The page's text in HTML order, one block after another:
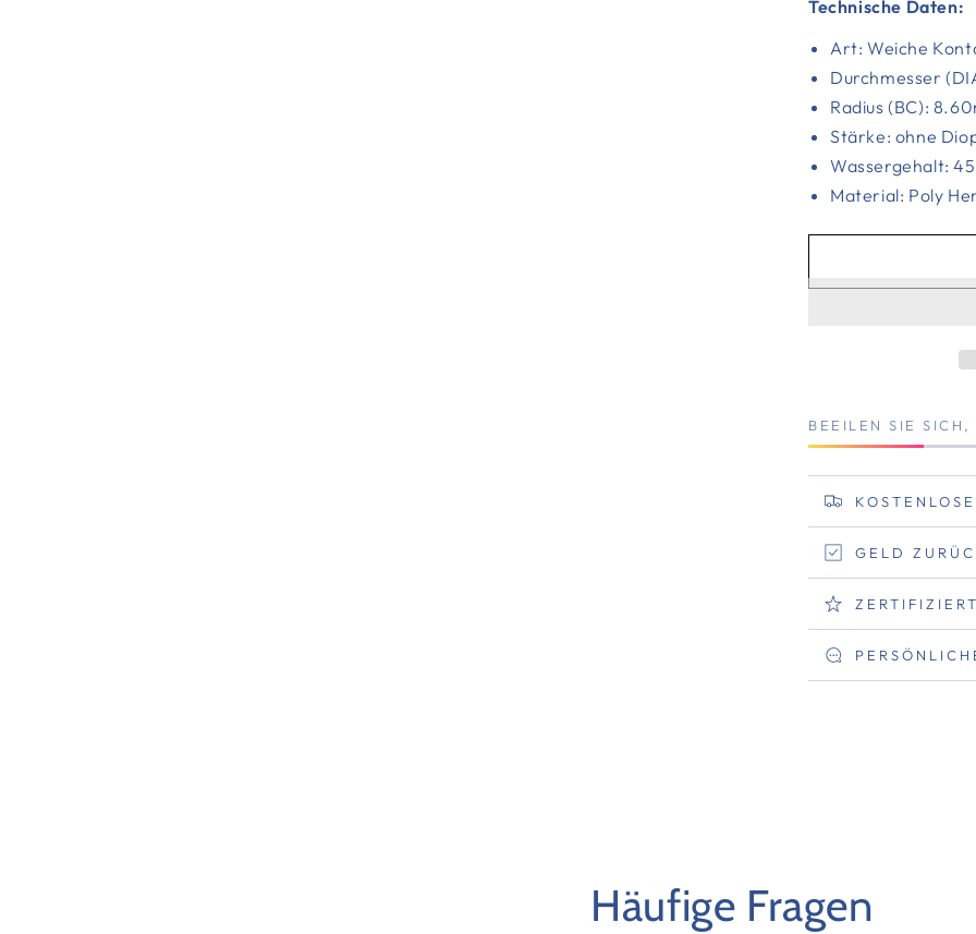
Technische Daten:
Art: Weiche
Durchmesser
Radius (BC):
Stärke: ohne
Wassergehalt:
Material: Poly
BEEILEN SIE SICH,
GELD
Häufige Fragen